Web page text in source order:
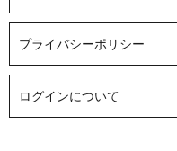
プライバシーポリシー
ログインについて